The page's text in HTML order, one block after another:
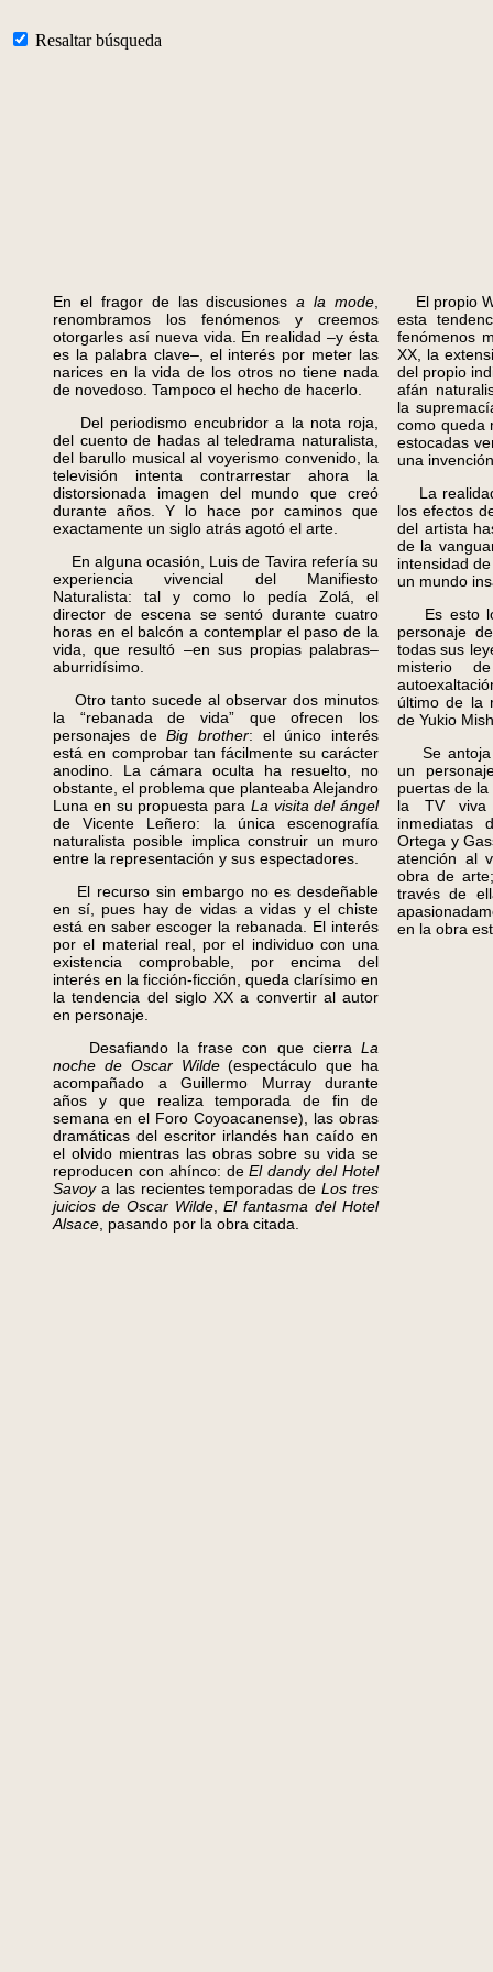
Resaltar búsqueda
En el fragor de las discusionesa la mode
renombramos los fenómenos y creemos
otorgarles así nueva vida. En realidad –y ésta
es la palabra clave–, el interés por meter las
narices en la vida de los otros no tiene nada
de novedoso. Tampoco el hecho de hacerlo.
Del periodismo encubridor a la nota roja,
del cuento de hadas al teledrama naturalista,
del barullo musical al voyerismo convenido, la
televisión intenta contrarrestar ahora la
distorsionada imagen del mundo que creó
durante años. Y lo hace por caminos que
exactamente un siglo atrás agotó el arte.
En alguna ocasión, Luis de Tavira refería su
experiencia vivencial del Manifiesto
Naturalista: tal y como lo pedía Zolá, el
director de escena se sentó durante cuatro
horas en el balcón a contemplar el paso de la
vida, que resultó –en sus propias palabras–
aburridísimo.
Otro tanto sucede al observar dos minutos
la “rebanada de vida” que ofrecen los
personajes deBig brother: el único interés
está en comprobar tan fácilmente su carácter
anodino. La cámara oculta ha resuelto, no
obstante, el problema que planteaba Alejandro
Luna en su propuesta para La visita del ángel
de Vicente Leñero: la única escenografía
naturalista posible implica construir un muro
entre la representación y sus espectadores.
El recurso sin embargo no es desdeñable
en sí, pues hay de vidas a vidas y el chiste
está en saber escoger la rebanada. El interés
por el material real, por el individuo con una
existencia comprobable, por encima del
interés en la ficción-ficción, queda clarísimo en
la tendencia del siglo XX a convertir al autor
en personaje.
Desafiando la frase con que cierra La
noche de Oscar Wilde(espectáculo que ha
acompañado a Guillermo Murray durante
años y que realiza temporada de fin de
semana en el Foro Coyoacanense), las obras
dramáticas del escritor irlandés han caído en
el olvido mientras las obras sobre su vida se
reproducen con ahínco: deEl dandy del Hotel
Savoy a las recientes temporadas deLos tres
juicios de Oscar Wilde,El fantasma del Hotel
Alsace , pasando por la obra citada.
El propio
esta
fenómenos
XX, la
del propio
afán
la
como queda
estocadas
una
La
los efectos
del artista
de la
intensidad
un mundo
Es esto lo
personaje
todas sus
misterio
último de la
de Yukio
Se antoja
un
puertas de
la TV viva
inmediatas
Ortega y
atención al
obra de
través de
en la obra